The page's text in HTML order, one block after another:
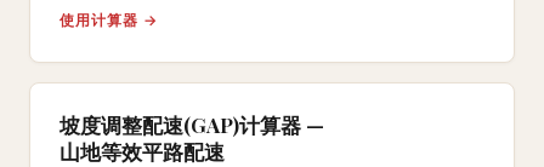
使用计算器 →
坡度调整配速(GAP)计算器 —
山地等效平路配速